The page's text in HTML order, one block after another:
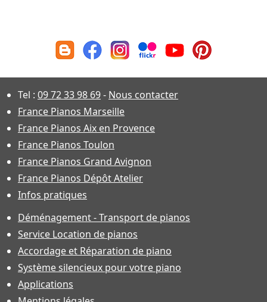
Tel : 09 72 33 98 69- Nous contacter
France Pianos Marseille
France Pianos Aix en Provence
France Pianos Toulon
France Pianos Grand Avignon
France Pianos Dépôt Atelier
Infos pratiques
Déménagement - Transport de pianos
Service Location de pianos
Accordage et Réparation de piano
Système silencieux pour votre piano
Applications